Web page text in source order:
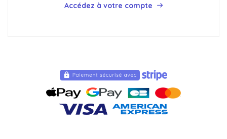
Accédez à votre compte